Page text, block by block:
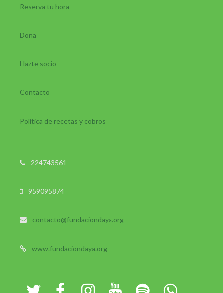
Reserva tu hora
Dona
Hazte socio
Contacto
Política de recetas y cobros
224743561
959095874
contacto@fundaciondaya.org
www.fundaciondaya.org